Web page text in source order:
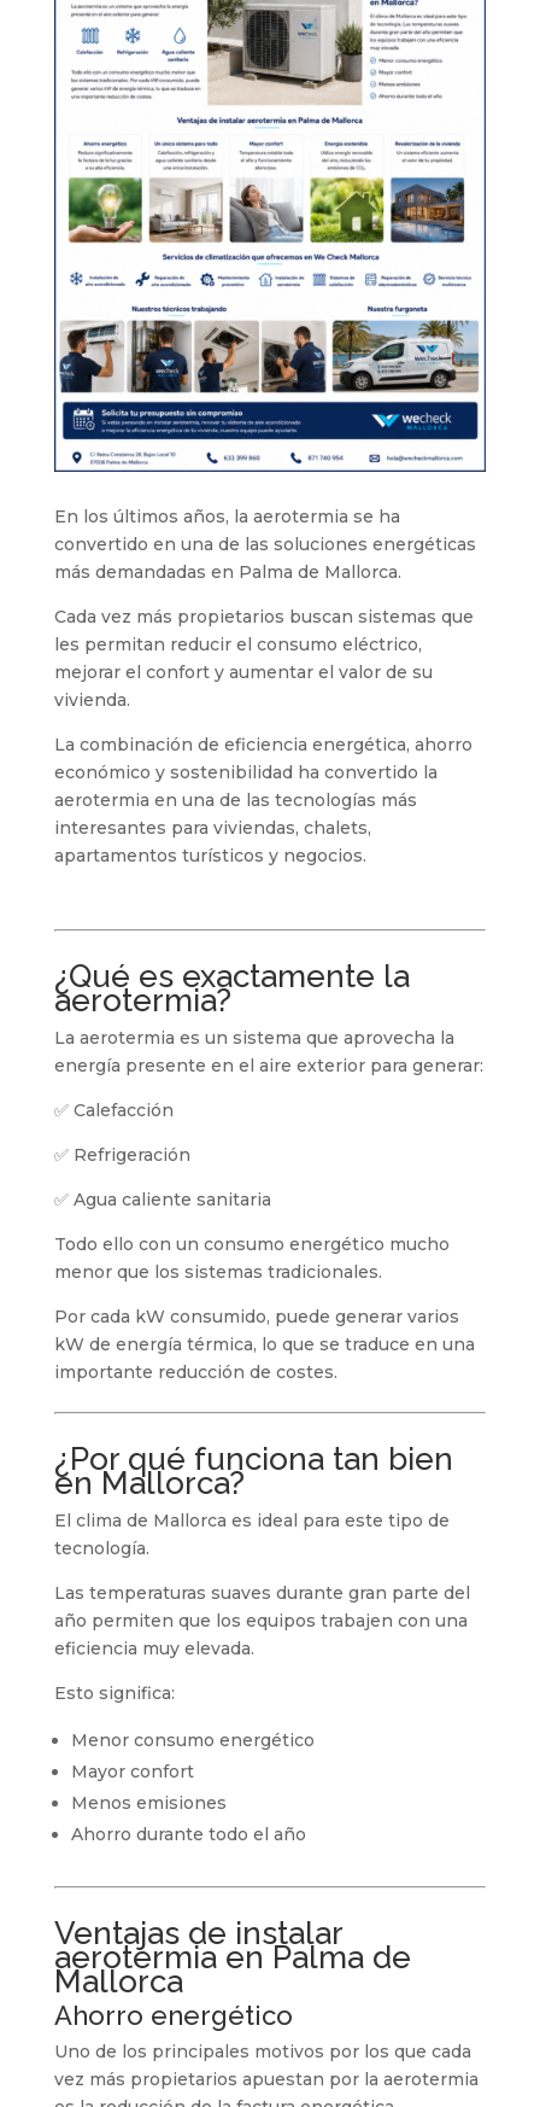
En los últimos años, la aerotermia se ha
convertido en una de las soluciones energéticas
más demandadas en Palma de Mallorca.
Cada vez más propietarios buscan sistemas que
les permitan reducir el consumo eléctrico,
mejorar el confort y aumentar el valor de su
vivienda.
La combinación de eficiencia energética, ahorro
económico y sostenibilidad ha convertido la
aerotermia en una de las tecnologías más
interesantes para viviendas, chalets,
apartamentos turísticos y negocios.
¿Qué es exactamente la
aerotermia?
La aerotermia es un sistema que aprovecha la
energía presente en el aire exterior para generar:
✅ Calefacción
✅ Refrigeración
✅ Agua caliente sanitaria
Todo ello con un consumo energético mucho
menor que los sistemas tradicionales.
Por cada kW consumido, puede generar varios
kW de energía térmica, lo que se traduce en una
importante reducción de costes.
¿Por qué funciona tan bien
en Mallorca?
El clima de Mallorca es ideal para este tipo de
tecnología.
Las temperaturas suaves durante gran parte del
año permiten que los equipos trabajen con una
eficiencia muy elevada.
Esto significa:
Menor consumo energético
Mayor confort
Menos emisiones
Ahorro durante todo el año
Ventajas de instalar
aerotermia en Palma de
Mallorca
Ahorro energético
Uno de los principales motivos por los que cada
vez más propietarios apuestan por la aerotermia